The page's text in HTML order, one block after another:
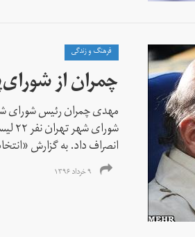
فرهنگ و زندگی
چمران از
مهدی چمران رئیس شورای
انصراف داد. به گزارش
۹ خرداد ۱۳۹۶